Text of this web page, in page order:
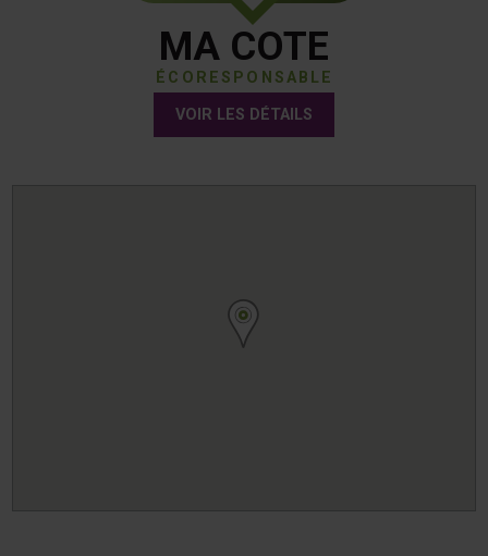
MA COTE
ÉCORESPONSABLE
VOIR LES DÉTAILS